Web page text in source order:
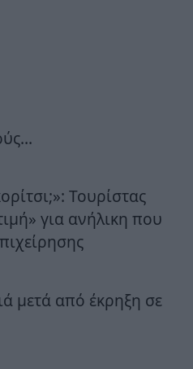
Τουρίστας
για ανήλικη που
μετά από έκρηξη σε